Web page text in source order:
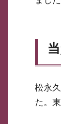
松永
た。